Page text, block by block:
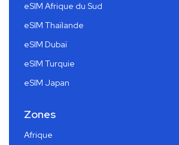
eSIM Afrique du Sud
eSIM Thaïlande
eSIM Dubaï
eSIM Turquie
eSIM Japan
Zones
Afrique